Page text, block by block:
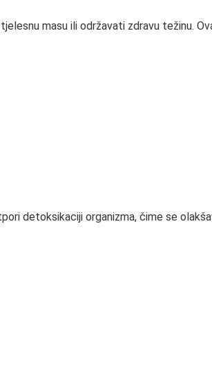
masu ili održavati zdravu težinu.
detoksikaciji organizma, čime se